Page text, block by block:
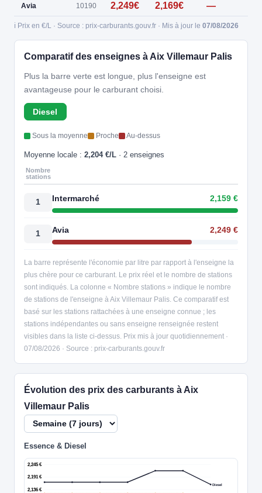
Avia 10190 2,249€ 2,169€ —
ℹ️ Prix en €/L · Source : prix-carburants.gouv.fr · Mis à jour le 07/08/2026
Comparatif des enseignes à Aix Villemaur Palis
Plus la barre verte est longue, plus l'enseigne est
avantageuse pour le carburant choisi.
Diesel
Sous la moyenne Proche Au-dessus
Moyenne locale : 2,204 €/L · 2 enseignes
Nombre
stations
1 Intermarché 2,159 €
1 Avia 2,249 €
La barre représente l'économie par litre par rapport à l'enseigne la
plus chère pour ce carburant. Le prix réel et le nombre de stations
sont indiqués. La colonne « Nombre stations » indique le nombre
de stations de l'enseigne à Aix Villemaur Palis. Ce comparatif est
basé sur les stations rattachées à une enseigne connue ; les
stations indépendantes ou sans enseigne renseignée restent
visibles dans la liste ci-dessus. Prix mis à jour quotidiennement ·
07/08/2026 · Source : prix-carburants.gouv.fr
Évolution des prix des carburants à Aix
Villemaur Palis
Essence & Diesel
2,136 €
2,191 €
2,245 €
Diesel